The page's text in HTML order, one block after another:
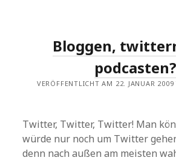
Bloggen,
podcasten?
VERÖFFENTLICHT AM 22. JANUAR
Twitter, Twitter, Twitter! Man
würde nur noch um Twitter
denn nach außen am meisten